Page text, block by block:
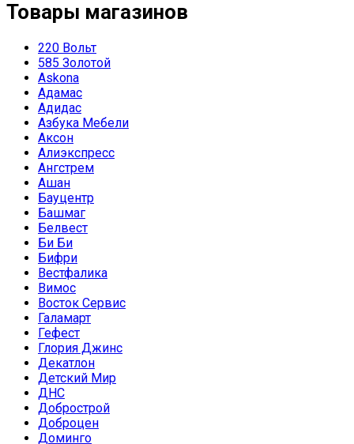
Товары магазинов
220 Вольт
585 Золотой
Askona
Адамас
Адидас
Азбука Мебели
Аксон
Алиэкспресс
Ангстрем
Ашан
Бауцентр
Башмаг
Белвест
Би Би
Бифри
Вестфалика
Вимос
Восток Сервис
Галамарт
Гефест
Глория Джинс
Декатлон
Детский Мир
ДНС
Добрострой
Доброцен
Доминго